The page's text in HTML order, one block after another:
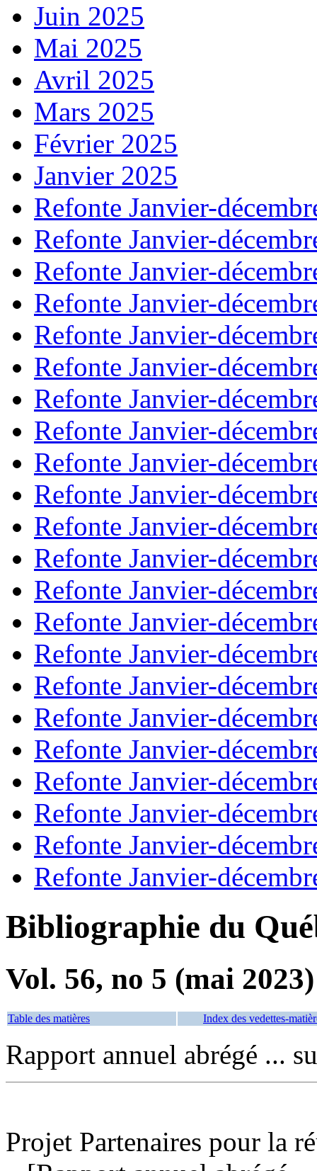
Juin 2025
Mai 2025
Avril 2025
Mars 2025
Février 2025
Janvier 2025
Refonte Janvier-
Refonte Janvier-
Refonte Janvier-
Refonte Janvier-
Refonte Janvier-
Refonte Janvier-
Refonte Janvier-
Refonte Janvier-
Refonte Janvier-
Refonte Janvier-
Refonte Janvier-
Refonte Janvier-
Refonte Janvier-
Refonte Janvier-
Refonte Janvier-
Refonte Janvier-
Refonte Janvier-
Refonte Janvier-
Refonte Janvier-
Refonte Janvier-
Refonte Janvier-
Refonte Janvier-
Bibliographie du
Vol. 56, no 5 (mai 2023)
Table des matières Index des vedettes-
Rapport annuel abrégé ...
Projet Partenaires pour la